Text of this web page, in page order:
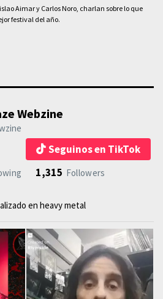
Aimar y Carlos Noro, charlan sobre lo que
festival del año.
Webzine
Seguinos en TikTok
1,315 Followers
en heavy metal